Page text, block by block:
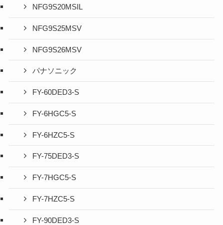
NFG9S20MSIL
NFG9S25MSV
NFG9S26MSV
パナソニック
FY-60DED3-S
FY-6HGC5-S
FY-6HZC5-S
FY-75DED3-S
FY-7HGC5-S
FY-7HZC5-S
FY-90DED3-S